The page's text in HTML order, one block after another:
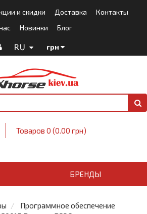
и скидки Доставка
Контакты
Новинки Блог
RU грн
Товаров 0 (0.00 грн)
БРЕНДЫ
Программное обеспечение